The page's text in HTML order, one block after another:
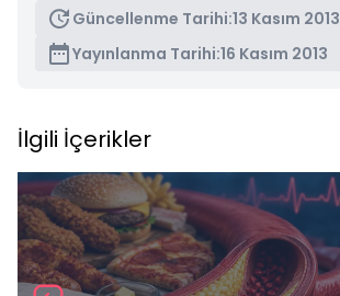
Güncellenme Tarihi:13 Kasım 2013
Yayınlanma Tarihi:16 Kasım 2013
İlgili İçerikler